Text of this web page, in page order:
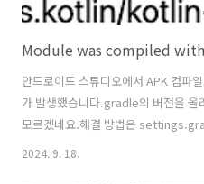
안드로이드 스튜디오에서 APK 컴파
가 발생했습니다.gradle의 버전을 올
모르겠네요.해결 방법은
에 아래의 플러그인을 추가해주면 해
2024. 9. 18.